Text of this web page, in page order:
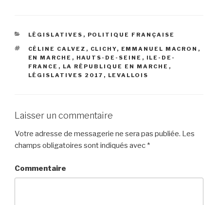
CATÉGORIES
LÉGISLATIVES , POLITIQUE FRANÇAISE
ÉTIQUETTES
CÉLINE CALVEZ , CLICHY, EMMANUEL MACRON ,
EN MARCHE , HAUTS-DE-SEINE , ILE-DE-
FRANCE , LA RÉPUBLIQUE EN MARCHE ,
LÉGISLATIVES 2017 , LEVALLOIS
Laisser un commentaire
Votre adresse de messagerie ne sera pas publiée. Les
champs obligatoires sont indiqués avec *
Commentaire